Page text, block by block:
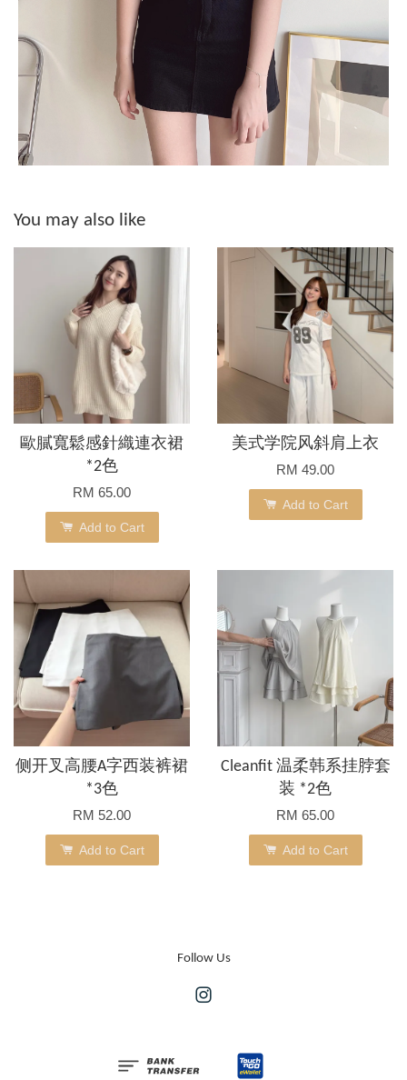
You may also like
歐膩寬鬆感針織連衣裙
*2色
RM 65.00
Add to Cart
美式学院风斜肩上衣
RM 49.00
Add to Cart
侧开叉高腰A字西装裤裙
*3色
RM 52.00
Add to Cart
Cleanfit 温柔韩系挂脖套
装 *2色
RM 65.00
Add to Cart
Follow Us